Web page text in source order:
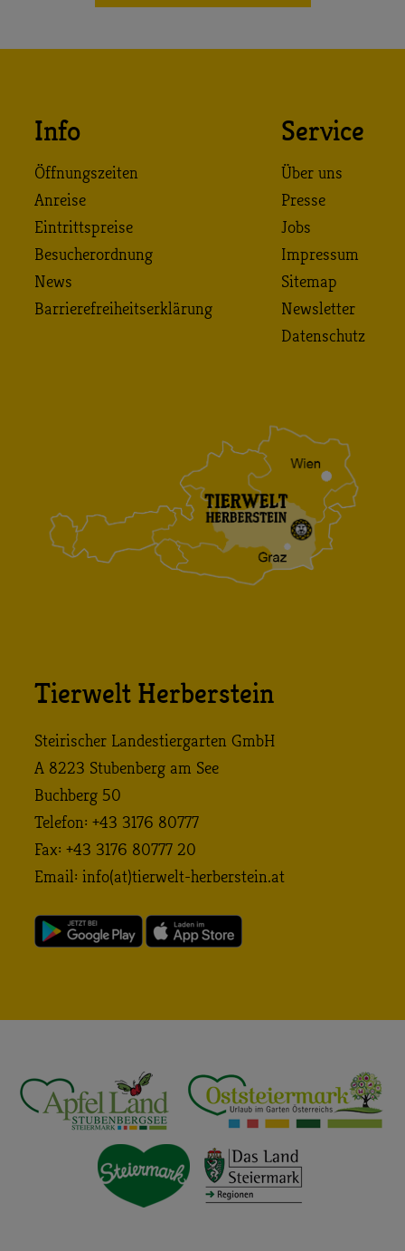
Info
Öffnungszeiten
Anreise
Eintrittspreise
Besucherordnung
News
Barrierefreiheitserklärung
Service
Über uns
Presse
Jobs
Impressum
Sitemap
Newsletter
Datenschutz
Tierwelt Herberstein
Steirischer Landestiergarten GmbH
A 8223 Stubenberg am See
Buchberg 50
Telefon: +43 3176 80777
Fax: +43 3176 80777 20
Email: info (at) tierwelt-herberstein. at